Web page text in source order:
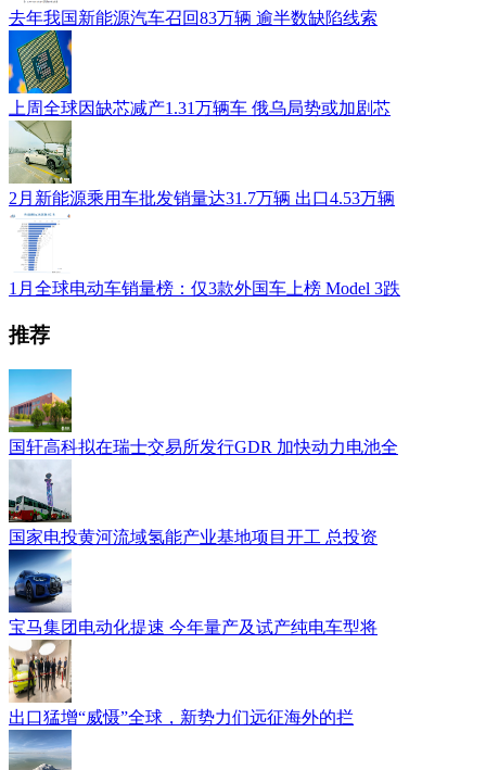
去年我国新能源汽车召回83万辆 逾半数缺陷线索
上周全球因缺芯减产1.31万辆车 俄乌局势或加剧芯
2月新能源乘用车批发销量达31.7万辆 出口4.53万辆
1月全球电动车销量榜：仅3款外国车上榜 Model 3跌
推荐
国轩高科拟在瑞士交易所发行GDR 加快动力电池全
国家电投黄河流域氢能产业基地项目开工 总投资
宝马集团电动化提速 今年量产及试产纯电车型将
出口猛增“威慑”全球，新势力们远征海外的拦